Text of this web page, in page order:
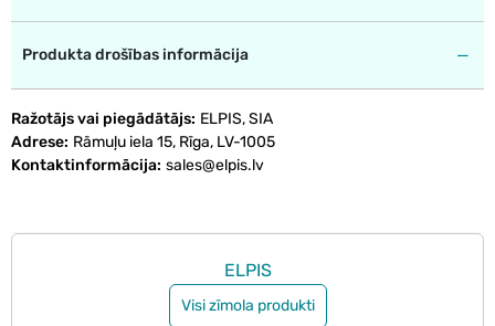
Produkta drošības informācija
Ražotājs vai piegādātājs ELPIS, SIA
Adrese Rāmuļu iela 15, Rīga, LV-1005
Kontaktinformācija sales@elpis.lv
ELPIS
Visi zīmola produkti